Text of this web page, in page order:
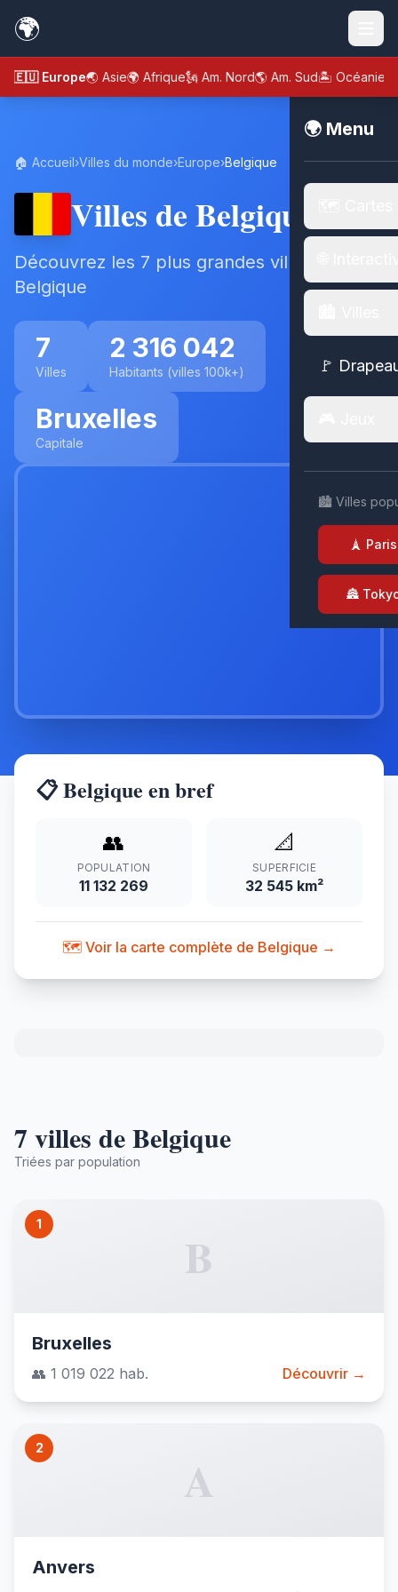
🌍
🇪🇺 Europe🌏 Asie🌍 Afrique🗽 Am. Nord🌎 Am. Sud🏝️ Océanie
🌍 Menu
🚩
🏙️ Villes
🗼 Paris
🏯
🏠 Accueil›Villes du monde›Europe›Belgique
Villes de Belgique
Découvrez les 7 plus grandes villes de
Belgique
7
Villes
2 316 042
Habitants (villes 100k+)
Bruxelles
Capitale
📋 Belgique en bref
👥
POPULATION
11 132 269
📐
SUPERFICIE
32 545 km²
🗺️ Voir la carte complète de Belgique →
7 villes de Belgique
Triées par population
1
B
Bruxelles
👥 1 019 022 hab. Découvrir →
2
A
Anvers